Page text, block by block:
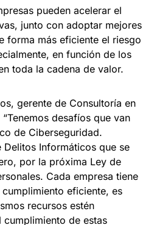
pueden acelerar el
junto con adoptar mejores
forma más eficiente el riesgo
en función de los
toda la cadena de valor.
gerente de Consultoría en
desafíos que van
de Ciberseguridad.
Informáticos que se
por la próxima Ley de
Cada empresa tiene
eficiente, es
recursos estén
cumplimiento de estas